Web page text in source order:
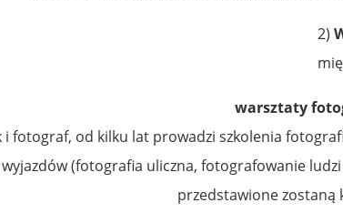
2)
warsztaty
fotograf, od kilku lat prowadzi szkolenia
(fotografia uliczna, fotografowanie
przedstawione zostaną